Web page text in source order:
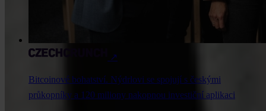
↗
Bitcoinové bohatství. Nýdrlovi se spojují s českými
průkopníky a 120 miliony nakopnou investiční aplikaci